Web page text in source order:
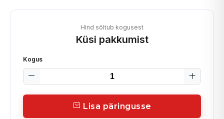
Hind sõltub kogusest
Küsi pakkumist
Kogus
Lisa päringusse